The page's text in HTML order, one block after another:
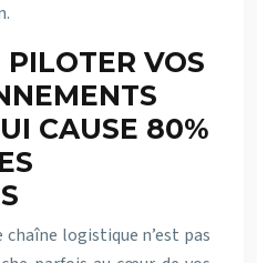
PILOTER VOS
CAUSE 80%
logistique n’est pas